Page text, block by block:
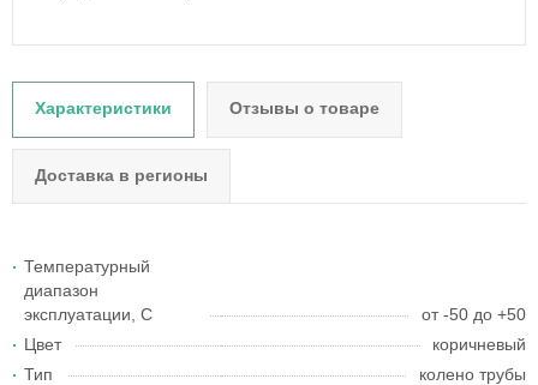
Характеристики Отзывы о товаре
Доставка в регионы
Температурный
диапазон
эксплуатации, С
от -50 до +50
Цвет
коричневый
Тип
колено трубы